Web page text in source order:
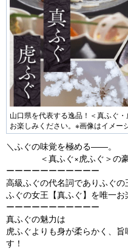
山口県を代表する逸品！＜真ふぐ
お楽しみください。※画像はイメー
＼ふぐの味覚を極める――。
＜真ふぐ×虎ふぐ＞の豪
ーーーーーーーーーーー
高級ふぐの代名詞でありふぐ
ふぐの女王【真ふぐ】を唯一お
ーーーーーーーーーーー
真ふぐの魅力は
虎ふぐよりも身が柔らかく、
す！